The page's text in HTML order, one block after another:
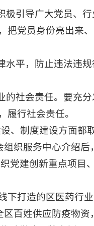
极引导广大党员、
把党员身份亮出来
水平，防止违法违
的社会责任。要充
行社会责任。
、制度建设方面都
织服务中心介绍后
党建创新重点项目、
打造的区医药行
百姓供应防疫物资